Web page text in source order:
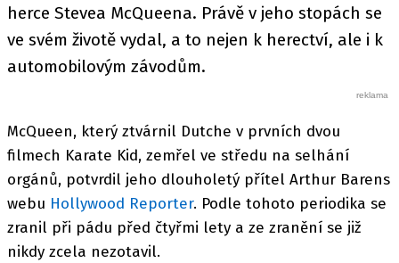
herce Stevea McQueena. Právě v jeho stopách se
ve svém životě vydal, a to nejen k herectví, ale i k
automobilovým závodům.
McQueen, který ztvárnil Dutche v prvních dvou
filmech Karate Kid, zemřel ve středu na selhání
orgánů, potvrdil jeho dlouholetý přítel Arthur Barens
webu Hollywood Reporter. Podle tohoto periodika se
zranil při pádu před čtyřmi lety a ze zranění se již
nikdy zcela nezotavil.